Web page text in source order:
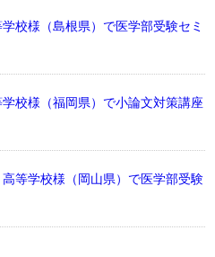
校様（島根県）で医学部受験セミ
校様（福岡県）で小論文対策講座
等学校様（岡山県）で医学部受験